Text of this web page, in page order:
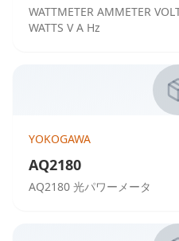
WATTMETER AMMETER
WATTS V A Hz
YOKOGAWA
AQ2180
AQ2180 光パワーメータ